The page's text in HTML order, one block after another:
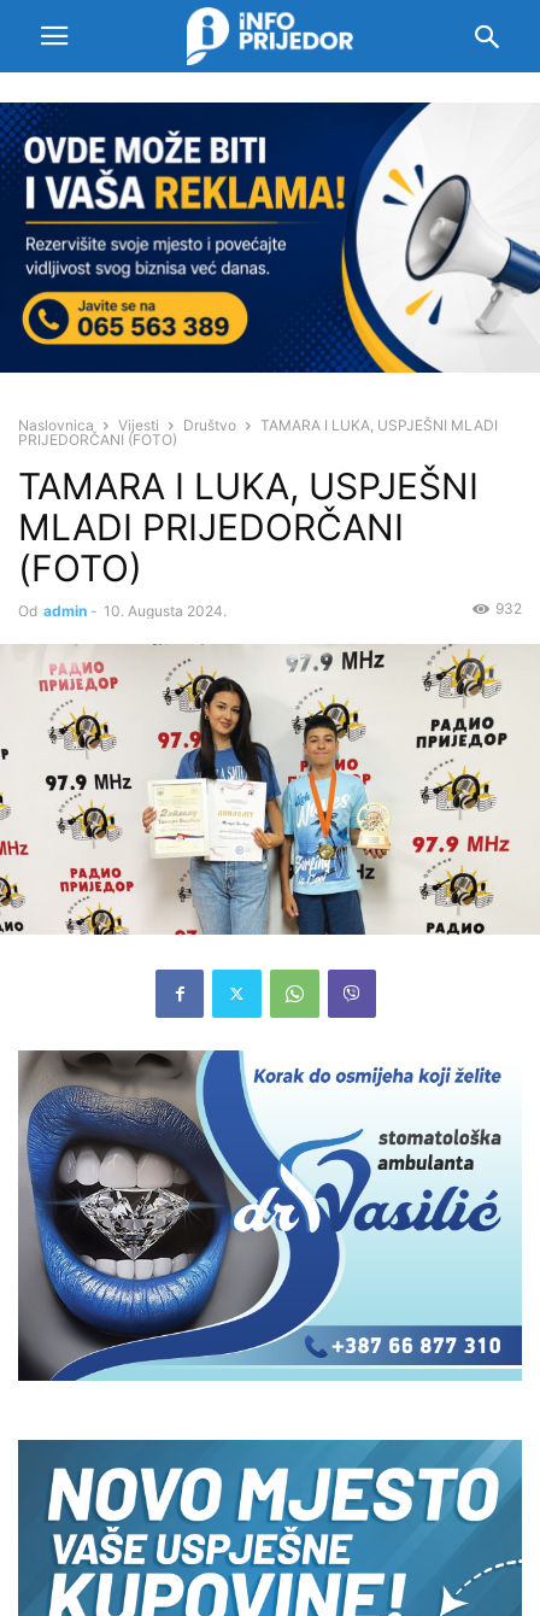
Naslovnica Vijesti Društvo
TAMARA I LUKA, USPJEŠNI MLADI
PRIJEDORČANI (FOTO)
TAMARA I LUKA, USPJEŠNI
MLADI PRIJEDORČANI
(FOTO)
Od admin - 10. Augusta 2024. 932